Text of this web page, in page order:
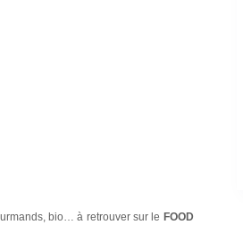
bio… à retrouver sur le FOOD